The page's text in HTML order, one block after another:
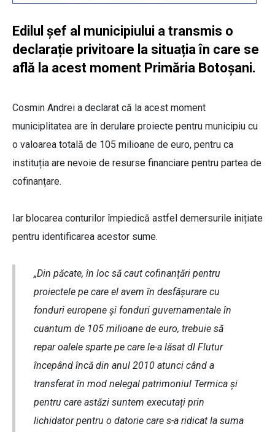
Edilul șef al municipiului a transmis o
declarație privitoare la situația în care se
află la acest moment Primăria Botoșani.
Cosmin Andrei a declarat că la acest moment
municiplitatea are în derulare proiecte pentru municipiu cu
o valoarea totală de 105 milioane de euro, pentru ca
instituția are nevoie de resurse financiare pentru partea de
cofinanțare.
Iar blocarea conturilor împiedică astfel demersurile inițiate
pentru identificarea acestor sume.
„Din păcate, în loc să caut cofinanțări pentru
proiectele pe care el avem în desfășurare cu
fonduri europene și fonduri guvernamentale în
cuantum de 105 milioane de euro, trebuie să
repar oalele sparte pe care le-a lăsat dl Flutur
începând încă din anul 2010 atunci când a
transferat în mod nelegal patrimoniul Termica și
pentru care astăzi suntem executați prin
lichidator pentru o datorie care s-a ridicat la suma